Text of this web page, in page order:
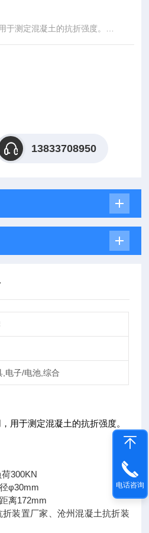
于测定混凝土的抗折强度。
置厂家
13833708950
,电子/电池,综合
用于测定混凝土的抗折强度。
荷300KN
φ30mm
离172mm
装置厂家、沧州混凝土抗折装
电话咨询